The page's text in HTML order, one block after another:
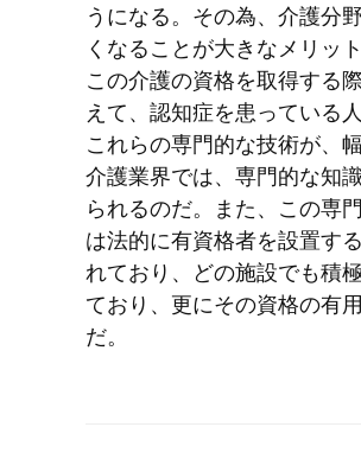
うになる。その為、介護分
くなることが大きなメリット
この介護の資格を取得する
えて、認知症を患っている
これらの専門的な技術が、
介護業界では、専門的な知
られるのだ。また、この専
は法的に有資格者を設置す
れており、どの施設でも積
ており、更にその資格の有
だ。